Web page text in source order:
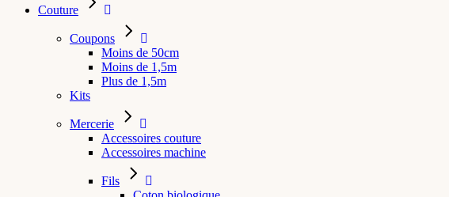
Couture
Coupons
Moins de 50cm
Moins de 1,5m
Plus de 1,5m
Kits
Mercerie
Accessoires couture
Accessoires machine
Fils